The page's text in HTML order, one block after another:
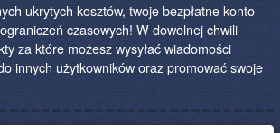
ukrytych kosztów, twoje bezpłatne konto
czasowych! W dowolnej chwili
za które możesz wysyłać wiadomości
innych użytkowników oraz promować swoje